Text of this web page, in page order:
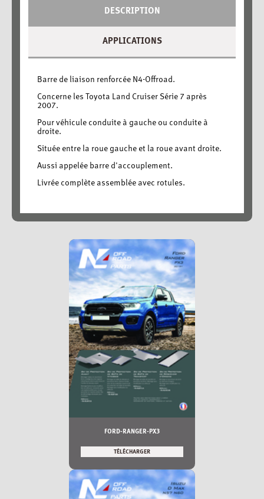
DESCRIPTION
APPLICATIONS
Barre de liaison renforcée N4-Offroad.
Concerne les Toyota Land Cruiser Série 7 après
2007.
Pour véhicule conduite à gauche ou conduite à
droite.
Située entre la roue gauche et la roue avant droite.
Aussi appelée barre d'accouplement.
Livrée complète assemblée avec rotules.
FORD-RANGER-PX3
TÉLÉCHARGER